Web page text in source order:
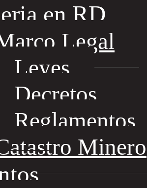
en RD
Legal
Leyes
Decretos
Reglamentos
Minero